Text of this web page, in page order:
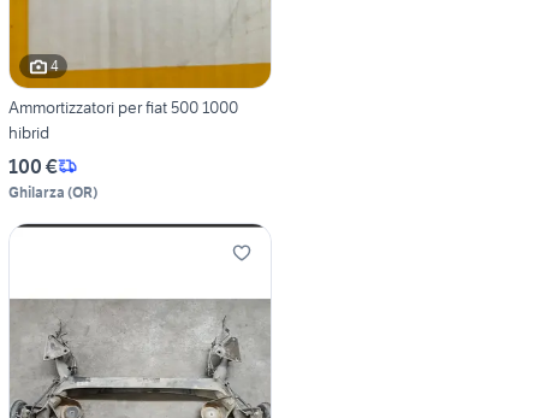
4
Ammortizzatori per fiat 500 1000
hibrid
100 €
Ghilarza (OR)